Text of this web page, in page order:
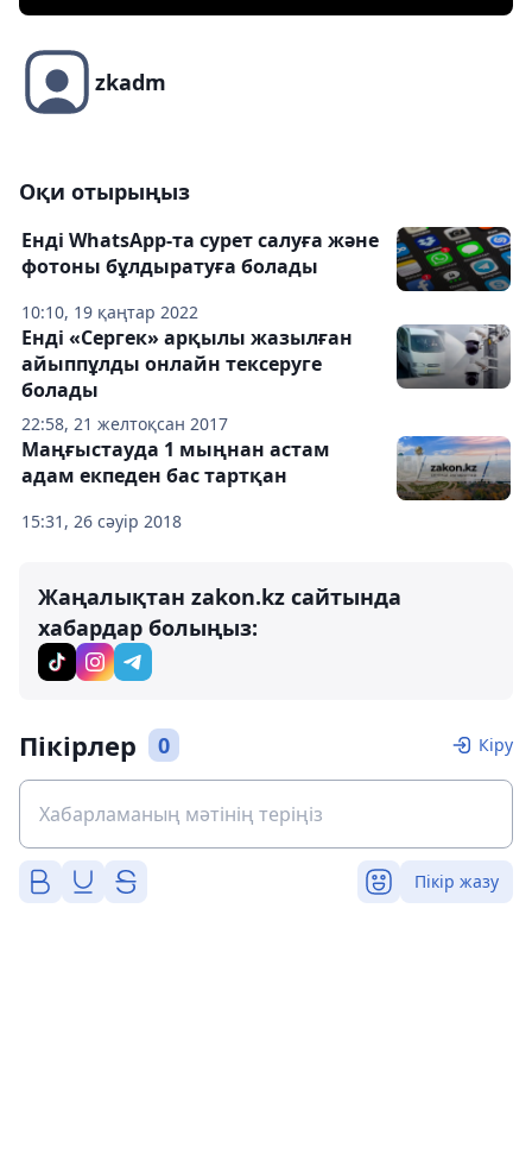
zkadm
Оқи отырыңыз
10:10, 19 қаңтар 2022
Енді WhatsApp-та сурет салуға және
фотоны бұлдыратуға болады
22:58, 21 желтоқсан 2017
Енді «Сергек» арқылы жазылған
айыппұлды онлайн тексеруге
болады
15:31, 26 сәуір 2018
Маңғыстауда 1 мыңнан астам
адам екпеден бас тартқан
Жаңалықтан zakon.kz сайтында
хабардар болыңыз:
Пікірлер 0 Кіру
Пікір жазу